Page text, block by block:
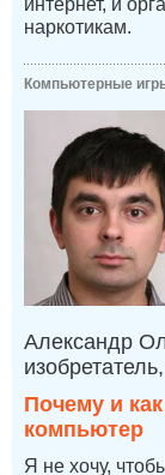
интернет, и
наркотикам.
Компьютерные
Александр
Почему и
компьютер
Я не хочу,